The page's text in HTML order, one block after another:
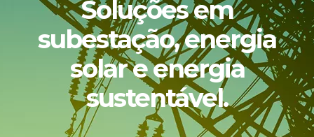
Soluções em
subestação, energia
solar e energia
sustentável.